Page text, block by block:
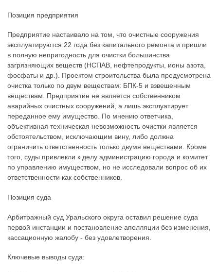
Позиция предприятия
Предприятие настаивало на том, что очистные сооружения
эксплуатируются 22 года без капитального ремонта и пришли
в полную непригодность для очистки большинства
загрязняющих веществ (НСПАВ, нефтепродукты, ионы азота,
фосфаты и др.). Проектом строительства была предусмотрена
очистка только по двум веществам: БПК-5 и взвешенным
веществам. Предприятие не является собственником
аварийных очистных сооружений, а лишь эксплуатирует
переданное ему имущество. По мнению ответчика,
объективная техническая невозможность очистки является
обстоятельством, исключающим вину, либо должна
ограничить ответственность только двумя веществами. Кроме
того, суды привлекли к делу администрацию города и комитет
по управлению имуществом, но не исследовали вопрос об их
ответственности как собственников.
Позиция суда
Арбитражный суд Уральского округа оставил решение суда
первой инстанции и постановление апелляции без изменения,
кассационную жалобу - без удовлетворения.
Ключевые выводы суда: